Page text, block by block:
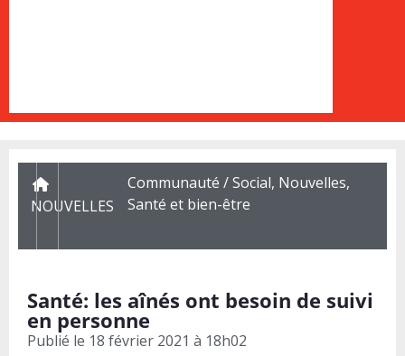
NOUVELLES
Communauté / Social, Nouvelles,
Santé et bien-être
Santé: les aînés ont besoin de suivi
en personne
Publié le 18 février 2021 à 18h02